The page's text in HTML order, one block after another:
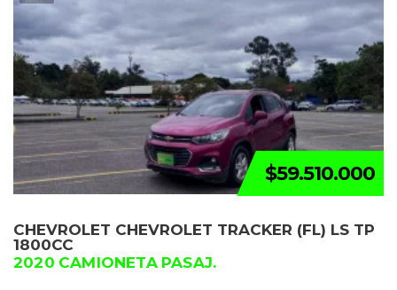
$59.510.000
CHEVROLET CHEVROLET TRACKER (FL) LS TP
1800CC
2020 CAMIONETA PASAJ.